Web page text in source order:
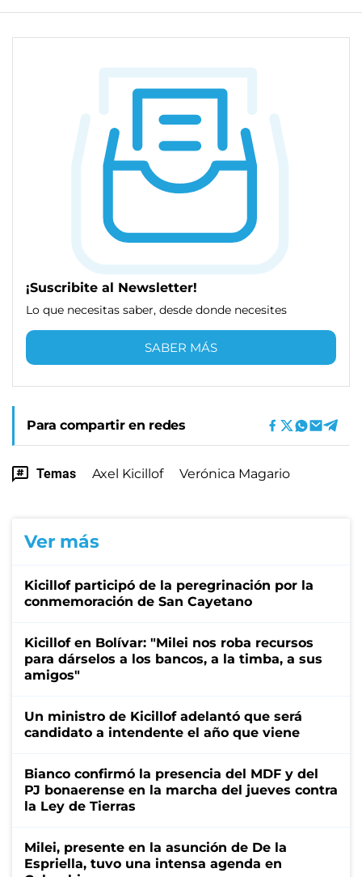
¡Suscribite al Newsletter!
Lo que necesitas saber, desde donde necesites
SABER MÁS
Para compartir en redes
Temas Axel Kicillof Verónica Magario
Ver más
Kicillof participó de la peregrinación por la
conmemoración de San Cayetano
Kicillof en Bolívar: "Milei nos roba recursos
para dárselos a los bancos, a la timba, a sus
amigos"
Un ministro de Kicillof adelantó que será
candidato a intendente el año que viene
Bianco confirmó la presencia del MDF y del
PJ bonaerense en la marcha del jueves contra
la Ley de Tierras
Milei, presente en la asunción de De la
Espriella, tuvo una intensa agenda en